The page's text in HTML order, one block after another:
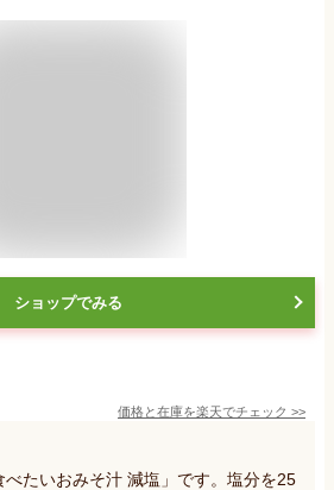
ショップでみる
価格と在庫を楽天でチェック >>
たいおみそ汁 減塩」です。塩分を25